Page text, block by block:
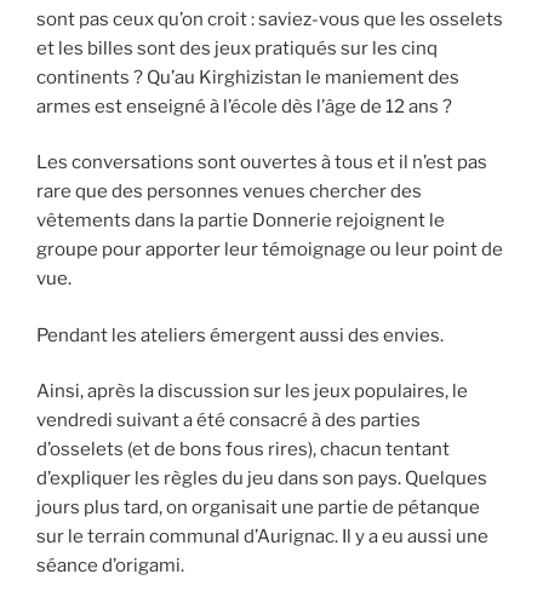
sont pas ceux qu’on croit : saviez-vous que les osselets
et les billes sont des jeux pratiqués sur les cinq
continents ? Qu’au Kirghizistan le maniement des
armes est enseigné à l’école dès l’âge de 12 ans ?
Les conversations sont ouvertes à tous et il n’est pas
rare que des personnes venues chercher des
vêtements dans la partie Donnerie rejoignent le
groupe pour apporter leur témoignage ou leur point de
vue.
Pendant les ateliers émergent aussi des envies.
Ainsi, après la discussion sur les jeux populaires, le
vendredi suivant a été consacré à des parties
d’osselets (et de bons fous rires), chacun tentant
d’expliquer les règles du jeu dans son pays. Quelques
jours plus tard, on organisait une partie de pétanque
sur le terrain communal d’Aurignac. Il y a eu aussi une
séance d’origami.